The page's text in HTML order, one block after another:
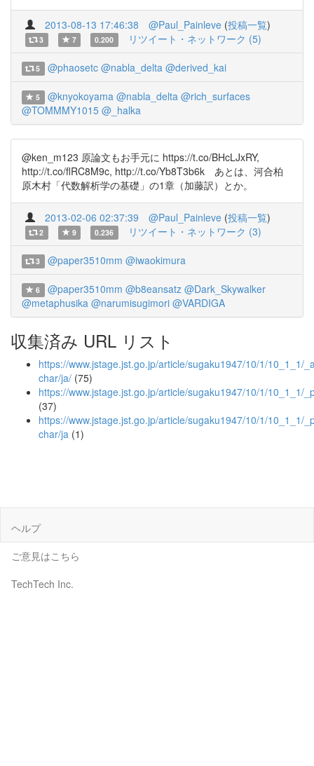
2013-08-13 17:46:38 @Paul_Painleve (投稿一覧)
3 7 0.200 リツイート・ネットワーク (5)
5 @phaosetc @nabla_delta @derived_kai
5 @knyokoyama @nabla_delta @rich_surfaces
@TOMMMY1015 @_halka
@ken_m123 原論文もお手元に https://t.co/BHcLJxRY,
http://t.co/flRC8M9c, http://t.co/Yb8T3b6k あとは、河合柏
原木村「代数解析学の基礎」の1章（加藤訳）とか。
2013-02-06 02:37:39 @Paul_Painleve (投稿一覧)
2 9 0.236 リツイート・ネットワーク (3)
3 @paper3510mm @iwaokimura
6 @paper3510mm @b8eansatz @Dark_Skywalker
@metaphusika @narumisugimori @VARDIGA
収集済み URL リスト
https://www.jstage.jst.go.jp/article/sugaku1947/10/1/10_1_1/
char/ja/ (75)
https://www.jstage.jst.go.jp/article/sugaku1947/10/1/10_1_1/
(37)
https://www.jstage.jst.go.jp/article/sugaku1947/10/1/10_1_1/
char/ja (1)
ヘルプ
ご意見はこちら
TechTech Inc.